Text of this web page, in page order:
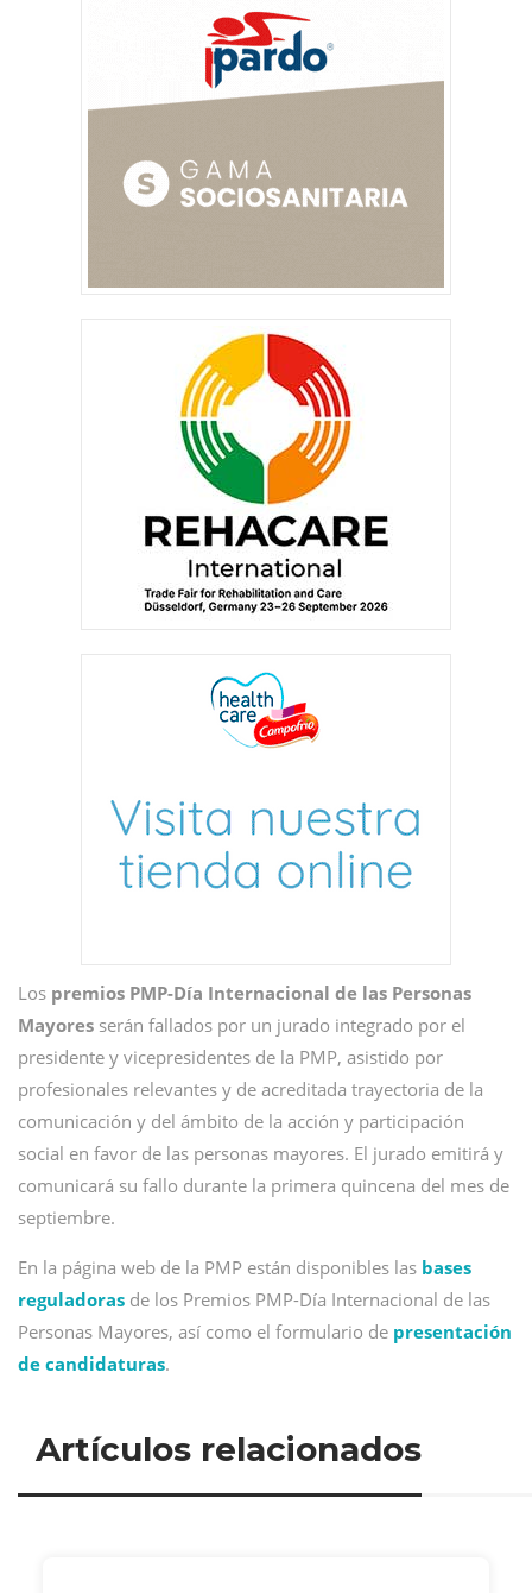
Los premios PMP-Día Internacional de las Personas
Mayores serán fallados por un jurado integrado por el
presidente y vicepresidentes de la PMP, asistido por
profesionales relevantes y de acreditada trayectoria de la
comunicación y del ámbito de la acción y participación
social en favor de las personas mayores. El jurado emitirá y
comunicará su fallo durante la primera quincena del mes de
septiembre.
En la página web de la PMP están disponibles las bases
reguladoras de los Premios PMP-Día Internacional de las
Personas Mayores, así como el formulario de presentación
de candidaturas.
Artículos relacionados